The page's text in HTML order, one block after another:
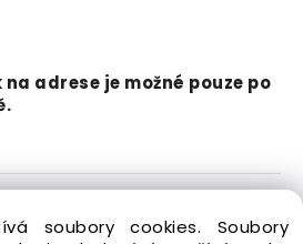
adrese je možné pouze po
soubory cookies. Soubory